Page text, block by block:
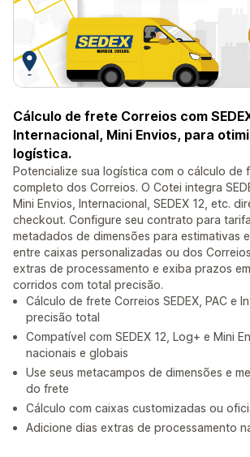
Cálculo de frete Correios com
Internacional, Mini Envios, para
logística.
Potencialize sua logística com o cálculo de
completo dos Correios. O Cotei integra
Mini Envios, Internacional, SEDEX 12, etc.
checkout. Configure seu contrato para
metadados de dimensões para estimativas
entre caixas personalizadas ou dos
extras de processamento e exiba prazos
corridos com total precisão.
Cálculo de frete Correios SEDEX, PAC e
precisão total
Compatível com SEDEX 12, Log+ e Mini
nacionais e globais
Use seus metacampos de dimensões e
do frete
Cálculo com caixas customizadas ou
Adicione dias extras de processamento